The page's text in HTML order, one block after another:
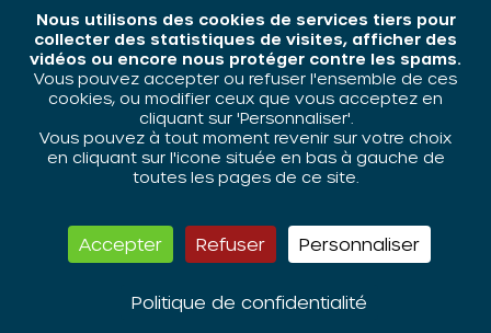
Consulter
VIDÉO ,PDF
ZIP/PDF
10 FÉVRIER 2026
Nous utilisons des cookies de services tiers pour
collecter des statistiques de visites, afficher des
vidéos ou encore nous protéger contre les spams.
Vous pouvez accepter ou refuser l'ensemble de ces
cookies, ou modifier ceux que vous acceptez en
cliquant sur 'Personnaliser'.
Vous pouvez à tout moment revenir sur votre choix
en cliquant sur l'icone située en bas à gauche de
toutes les pages de ce site.
Accepter Refuser Personnaliser
Politique de confidentialité